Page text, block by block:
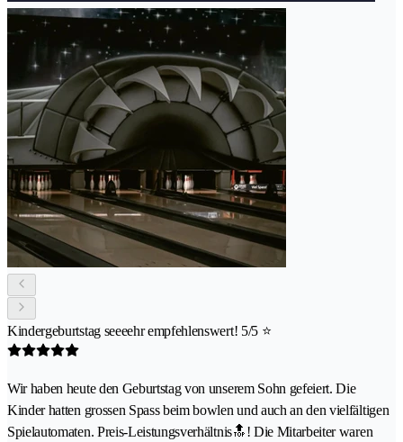
Kindergeburtstag seeeehr empfehlenswert! 5/5 ⭐️
Wir haben heute den Geburtstag von unserem Sohn gefeiert. Die
Kinder hatten grossen Spass beim bowlen und auch an den vielfältigen
Spielautomaten. Preis-Leistungsverhältnis🔝! Die Mitarbeiter waren